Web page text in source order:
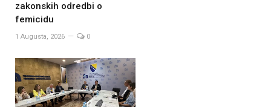
zakonskih odredbi o
femicidu
1 Augusta, 2026 0